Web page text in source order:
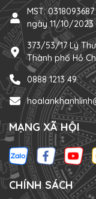
MST:
ngày 11/10/2023
373/53/17 Lý
Thành phố Hồ
0888 1213 49
MẠNG XÃ HỘI
CHÍNH SÁCH